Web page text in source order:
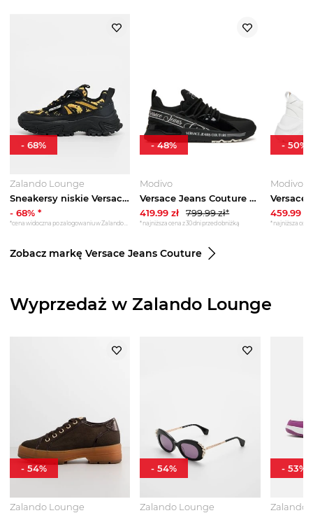
Zalando Lounge
Sneakersy niskie Versace Jeans Couture czarny
- 68% *
*cena widoczna po zalogowaniu w Zalando Lounge
- 68%
Modivo
Versace Jeans Couture Sneakersy 79VA3SA8 ZSC96 899 Czarny
419.99 zł 799.99zł*
*najniższa cena z 30 dni przed obniżką
-48%
Modivo
459.99zł
*najniższa cena
- 50%
Zobacz markę Versace Jeans Couture
Wyprzedaż w Zalando Lounge
Zalando Lounge
- 54%
Zalando Lounge
-54%
Zalando
- 53%